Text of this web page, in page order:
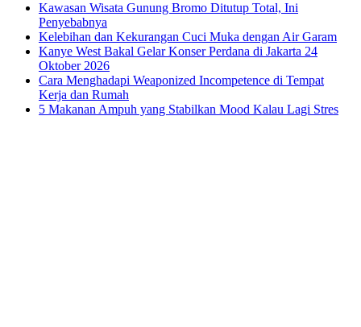
Kawasan Wisata Gunung Bromo Ditutup Total, Ini
Penyebabnya
Kelebihan dan Kekurangan Cuci Muka dengan Air Garam
Kanye West Bakal Gelar Konser Perdana di Jakarta 24
Oktober 2026
Cara Menghadapi Weaponized Incompetence di Tempat
Kerja dan Rumah
5 Makanan Ampuh yang Stabilkan Mood Kalau Lagi Stres